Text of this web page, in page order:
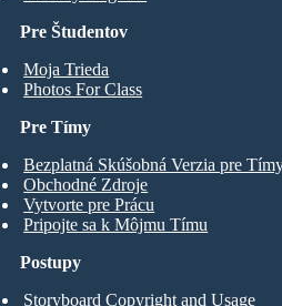
Pre Študentov
Moja Trieda
Photos For Class
Pre Tímy
Bezplatná Skúšobná Verzia pre
Obchodné Zdroje
Vytvorte pre Prácu
Pripojte sa k Môjmu Tímu
Postupy
Storyboard Copyright and Usage